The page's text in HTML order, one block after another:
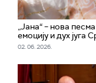
„Јана“ – нова
емоцију и дух југа
02. 06. 2026.